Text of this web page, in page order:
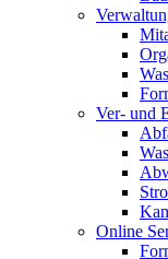
Ver- und
Online